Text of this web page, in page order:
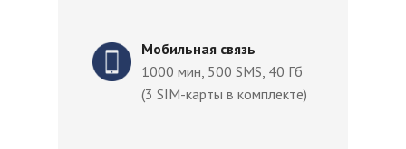
Мобильная связь
1000 мин, 500 SMS, 40 Гб
(3 SIM-карты в комплекте)